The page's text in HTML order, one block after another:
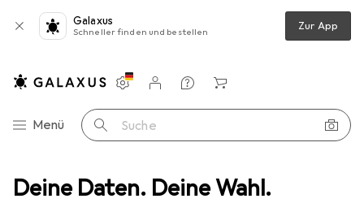
Deine Daten. Deine Wahl.
Galaxus
Schneller finden und bestellen Zur App
Navigation nach Kategorien
Menü Suche
Einstellungen
Kundenkonto
Vergleichslisten
Merklisten
Warenkorb
Peripherie Displays Monitor ASUS TUF Gaming VG27AQ1A